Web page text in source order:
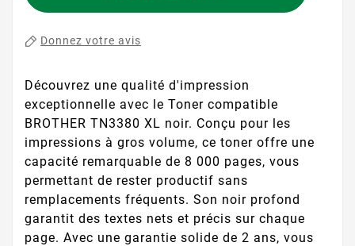
Donnez votre avis
Découvrez une qualité d'impression
exceptionnelle avec le Toner compatible
BROTHER TN3380 XL noir. Conçu pour les
impressions à gros volume, ce toner offre une
capacité remarquable de 8 000 pages, vous
permettant de rester productif sans
remplacements fréquents. Son noir profond
garantit des textes nets et précis sur chaque
page. Avec une garantie solide de 2 ans, vous